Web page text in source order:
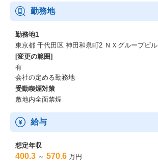
勤務地
勤務地1
東京都 千代田区 神田和泉町2 ＮＸグループビル
[変更の範囲]
有
会社の定める勤務地
受動喫煙対策
敷地内全面禁煙
給与
想定年収
400.3 ～ 570.6 万円